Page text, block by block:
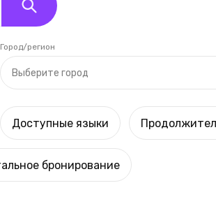
Выберите город
Город/регион
Доступные языки
бронирование